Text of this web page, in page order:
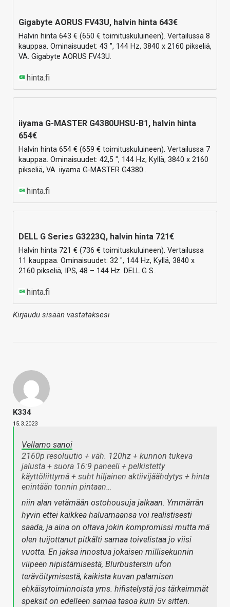
Gigabyte AORUS FV43U, halvin hinta 643€
Halvin hinta 643 € (650 € toimituskuluineen). Vertailussa 8
kauppaa. Ominaisuudet: 43 ", 144 Hz, 3840 x 2160 pikseliä,
VA. Gigabyte AORUS FV43U.
hinta.fi
iiyama G-MASTER G4380UHSU-B1, halvin hinta
654€
Halvin hinta 654 € (659 € toimituskuluineen). Vertailussa 7
kauppaa. Ominaisuudet: 42,5 ", 144 Hz, Kyllä, 3840 x 2160
pikseliä, VA. iiyama G-MASTER G4380..
hinta.fi
DELL G Series G3223Q, halvin hinta 721€
Halvin hinta 721 € (736 € toimituskuluineen). Vertailussa
11 kauppaa. Ominaisuudet: 32 ", 144 Hz, Kyllä, 3840 x
2160 pikseliä, IPS, 48 – 144 Hz. DELL G S..
hinta.fi
Kirjaudu sisään vastataksesi
K334
15.3.2023
Vellamo sanoi
2160p resoluutio + väh. 120hz + kunnon tukeva
jalusta + suora 16:9 paneeli + pelkistetty
käyttöliittymä + suht hiljainen aktiivijäähdytys + hinta
enintään tonnin pintaan…
niin alan vetämään ostohousuja jalkaan. Ymmärrän
hyvin ettei kaikkea haluamaansa voi realistisesti
saada, ja aina on oltava jokin kompromissi mutta mä
olen tuijottanut pitkälti samaa toivelistaa jo viisi
vuotta. En jaksa innostua jokaisen millisekunnin
viipeen nipistämisestä, Blurbustersin ufon
terävöitymisestä, kaikista kuvan palamisen
ehkäisytoiminnoista yms. hifistelystä jos tärkeimmät
speksit on edelleen samaa tasoa kuin 5v sitten.